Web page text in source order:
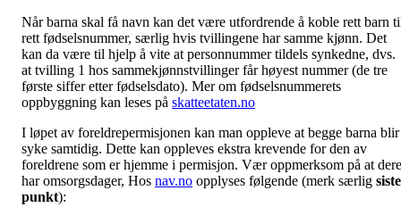
Når barna skal få navn kan det være utfordrende å koble rett barn
rett fødselsnummer, særlig hvis tvillingene har samme kjønn. Det
kan da være til hjelp å vite at personnummer tildels synkedne, dvs.
at tvilling 1 hos sammekjønnstvillinger får høyest nummer (de tre
første siffer etter fødselsdato). Mer om fødselsnummerets
oppbyggning kan leses på skatteetaten.no
I løpet av foreldrepermisjonen kan man oppleve at begge barna blir
syke samtidig. Dette kan oppleves ekstra krevende for den av
foreldrene som er hjemme i permisjon. Vær oppmerksom på at dere
har omsorgsdager, Hos nav.no opplyses følgende (merk særlig siste
punkt):